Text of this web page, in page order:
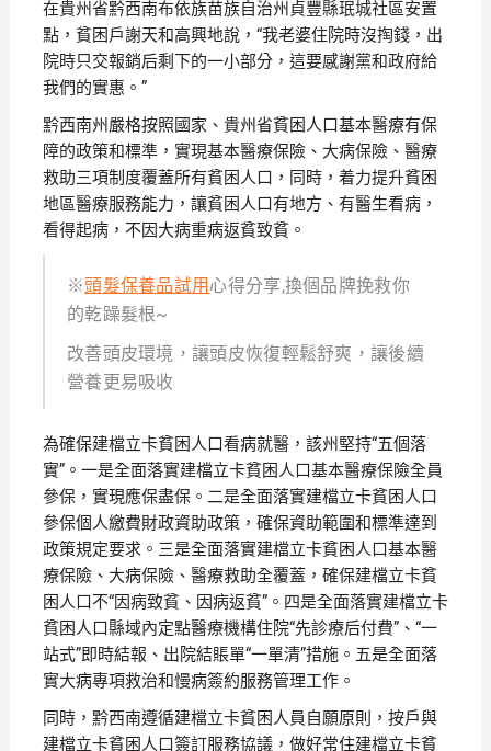
在貴州省黔西南布依族苗族自治州貞豐縣珉城社區安置
點，貧困戶謝天和高興地說，“我老婆住院時沒掏錢，出
院時只交報銷后剩下的一小部分，這要感謝黨和政府給
我們的實惠。”
黔西南州嚴格按照國家、貴州省貧困人口基本醫療有保
障的政策和標準，實現基本醫療保險、大病保險、醫療
救助三項制度覆蓋所有貧困人口，同時，着力提升貧困
地區醫療服務能力，讓貧困人口有地方、有醫生看病，
看得起病，不因大病重病返貧致貧。
※頭髮保養品試用 心得分享,換個品牌挽救你
的乾躁髮根~
改善頭皮環境，讓頭皮恢復輕鬆舒爽，讓後續
營養更易吸收
為確保建檔立卡貧困人口看病就醫，該州堅持“五個落
實”。一是全面落實建檔立卡貧困人口基本醫療保險全員
參保，實現應保盡保。二是全面落實建檔立卡貧困人口
參保個人繳費財政資助政策，確保資助範圍和標準達到
政策規定要求。三是全面落實建檔立卡貧困人口基本醫
療保險、大病保險、醫療救助全覆蓋，確保建檔立卡貧
困人口不“因病致貧、因病返貧”。四是全面落實建檔立卡
貧困人口縣域內定點醫療機構住院“先診療后付費”、“一
站式”即時結報、出院結賬單“一單清”措施。五是全面落
實大病專項救治和慢病簽約服務管理工作。
同時，黔西南遵循建檔立卡貧困人員自願原則，按戶與
建檔立卡貧困人口簽訂服務協議，做好常住建檔立卡貧